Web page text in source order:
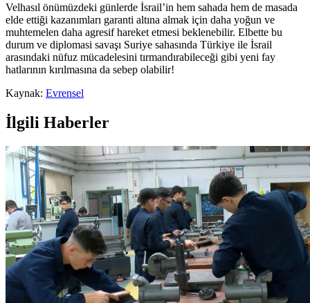
Velhasıl önümüzdeki günlerde İsrail’in hem sahada hem de masada
elde ettiği kazanımları garanti altına almak için daha yoğun ve
muhtemelen daha agresif hareket etmesi beklenebilir. Elbette bu
durum ve diplomasi savaşı Suriye sahasında Türkiye ile İsrail
arasındaki nüfuz mücadelesini tırmandırabileceği gibi yeni fay
hatlarının kırılmasına da sebep olabilir!
Kaynak: Evrensel
İlgili Haberler